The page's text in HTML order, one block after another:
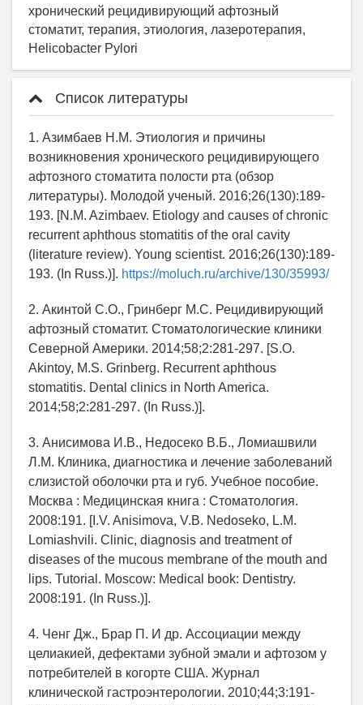
хронический рецидивирующий афтозный
стоматит, терапия, этиология, лазеротерапия,
Helicobacter Pylori
Список литературы
1. Азимбаев Н.М. Этиология и причины
возникновения хронического рецидивирующего
афтозного стоматита полости рта (обзор
литературы). Молодой ученый. 2016;26(130):189-
193. [N.M. Azimbaev. Etiology and causes of chronic
recurrent aphthous stomatitis of the oral cavity
(literature review). Young scientist. 2016;26(130):189-
193. (In Russ.)]. https://moluch.ru/archive/130/35993/
2. Акинтой С.О., Гринберг М.С. Рецидивирующий
афтозный стоматит. Стоматологические клиники
Северной Америки. 2014;58;2:281-297. [S.O.
Akintoy, M.S. Grinberg. Recurrent aphthous
stomatitis. Dental clinics in North America.
2014;58;2:281-297. (In Russ.)].
3. Анисимова И.В., Недосеко В.Б., Ломиашвили
Л.М. Клиника, диагностика и лечение заболеваний
слизистой оболочки рта и губ. Учебное пособие.
Москва : Медицинская книга : Стоматология.
2008:191. [I.V. Anisimova, V.B. Nedoseko, L.M.
Lomiashvili. Clinic, diagnosis and treatment of
diseases of the mucous membrane of the mouth and
lips. Tutorial. Moscow: Medical book: Dentistry.
2008:191. (In Russ.)].
4. Ченг Дж., Брар П. И др. Ассоциации между
целиакией, дефектами зубной эмали и афтозом у
потребителей в когорте США. Журнал
клинической гастроэнтерологии. 2010;44;3:191-